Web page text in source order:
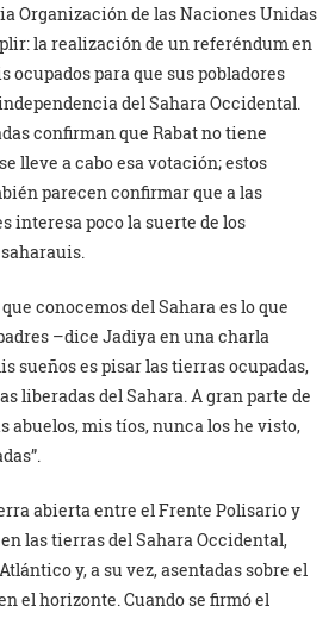
Organización de las Naciones Unidas
la realización de un referéndum en
para que sus pobladores
del Sahara Occidental.
confirman que Rabat no tiene
lleve a cabo esa votación; estos
parecen confirmar que a las
interesa poco la suerte de los
conocemos del Sahara es lo que
–dice Jadiya en una charla
sueños es pisar las tierras ocupadas,
liberadas del Sahara. A gran parte de
abuelos, mis tíos, nunca los he visto,
abierta entre el Frente Polisario y
las tierras del Sahara Occidental,
y, a su vez, asentadas sobre el
el horizonte. Cuando se firmó el